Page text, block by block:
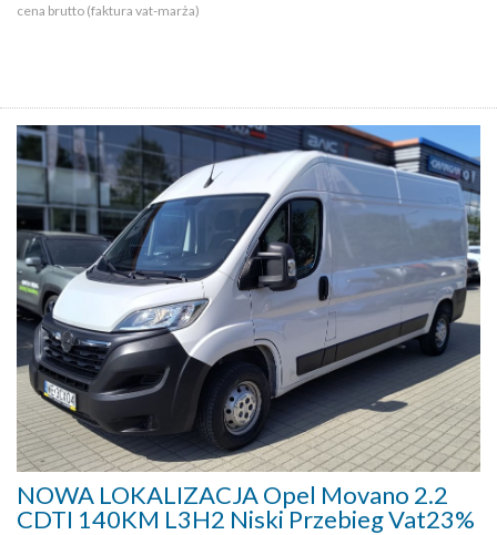
cena brutto (faktura vat-marża)
NOWA LOKALIZACJA Opel Movano 2.2
CDTI 140KM L3H2 Niski Przebieg Vat23%